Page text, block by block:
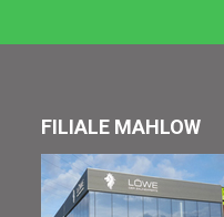
FILIALE MAHLOW